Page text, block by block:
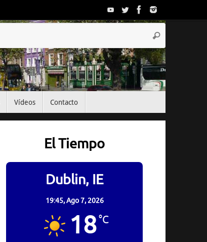
Buscar
Vídeos Contacto
El Tiempo
Dublin, IE
19:45,Ago 7, 2026
18°C